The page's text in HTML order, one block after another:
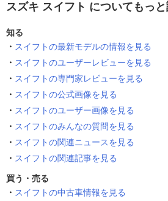
スズキ スイフト についてもっと
知る
スイフトの最新モデルの情報を見る
スイフトのユーザーレビューを見る
スイフトの専門家レビューを見る
スイフトの公式画像を見る
スイフトのユーザー画像を見る
スイフトのみんなの質問を見る
スイフトの関連ニュースを見る
スイフトの関連記事を見る
買う・売る
スイフトの中古車情報を見る